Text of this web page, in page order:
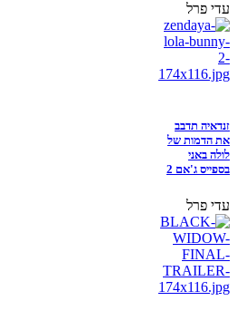
עדי פרל
זנדאיה תדבב
את הדמות של
לולה באני
בספייס ג'אם 2
עדי פרל